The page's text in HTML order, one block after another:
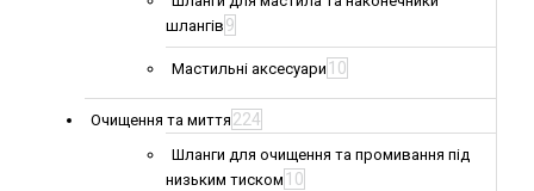
шлангів 9
Мастильні аксесуари 10
Очищення та миття 224
Шланги для очищення та промивання під
низьким тиском 10